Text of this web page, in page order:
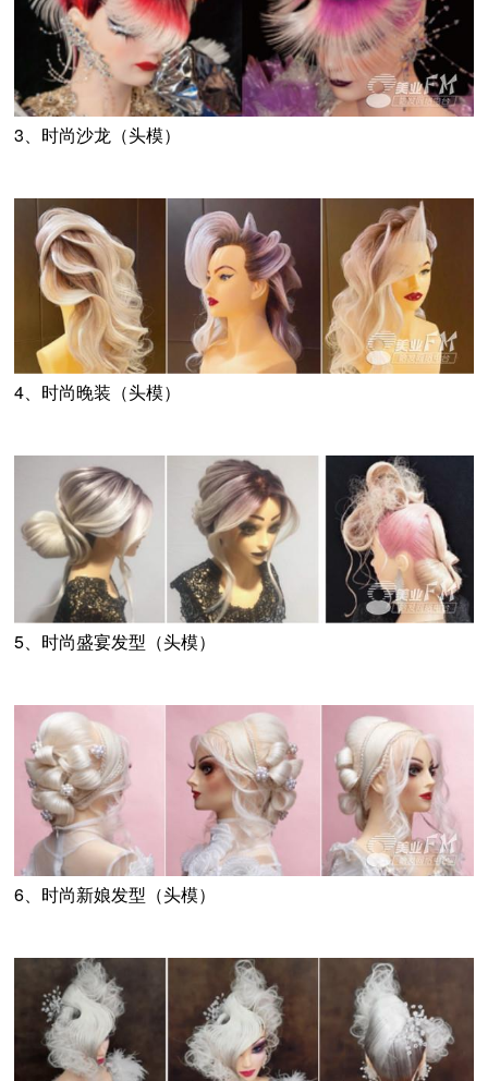
3、时尚沙龙（头模）
4、时尚晚装（头模）
5、时尚盛宴发型（头模）
6、时尚新娘发型（头模）